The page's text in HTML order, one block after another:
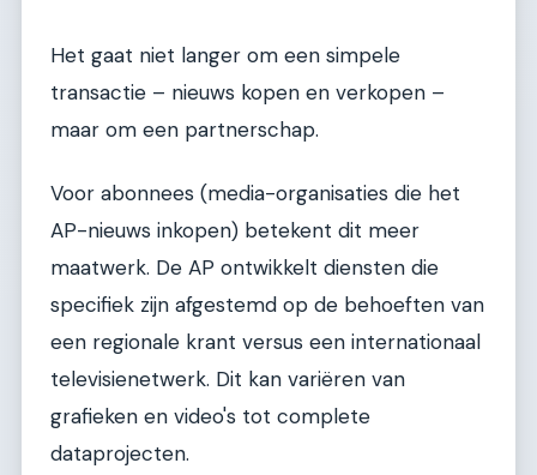
Het gaat niet langer om een simpele
transactie – nieuws kopen en verkopen –
maar om een partnerschap.
Voor abonnees (media-organisaties die het
AP-nieuws inkopen) betekent dit meer
maatwerk. De AP ontwikkelt diensten die
specifiek zijn afgestemd op de behoeften van
een regionale krant versus een internationaal
televisienetwerk. Dit kan variëren van
grafieken en video's tot complete
dataprojecten.